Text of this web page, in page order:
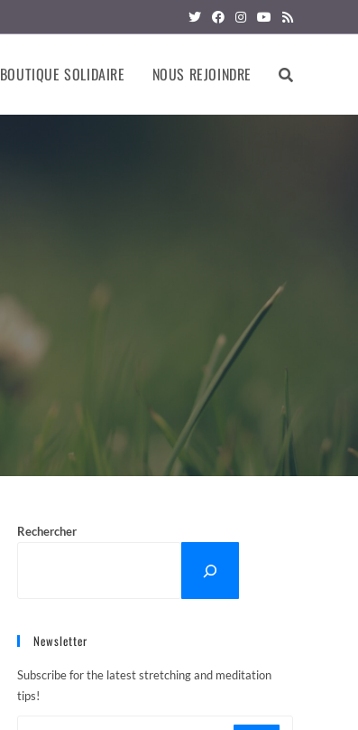
BOUTIQUE SOLIDAIRE NOUS REJOINDRE
Rechercher
Newsletter
Subscribe for the latest stretching and meditation
tips!